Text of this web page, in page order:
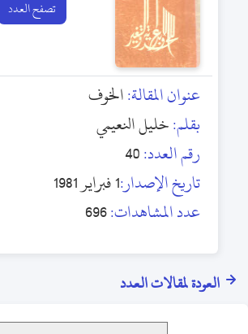
تصفح العدد
عنوان المقالة:الخوف
بقلم:خليل النعيمي
رقم العدد:40
تاريخ الإصدار:1 فبراير 1981
عدد المشاهدات:696
العودة لمقالات العدد